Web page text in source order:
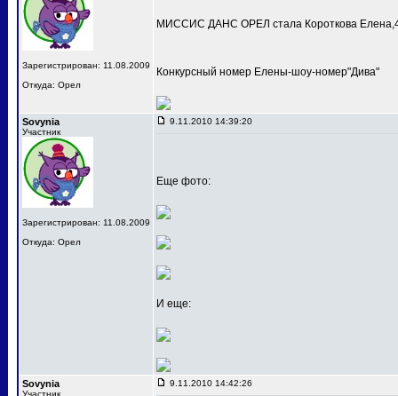
Зарегистрирован: 11.08.2009
Откуда: Орел
МИССИС ДАНС ОРЕЛ стала Короткова
Конкурсный номер Елены-шоу-номер"Дива"
Sovynia
Участник
Зарегистрирован: 11.08.2009
Откуда: Орел
9.11.2010 14:39:20
Еще фото:
И еще:
Sovynia
Участник
9.11.2010 14:42:26